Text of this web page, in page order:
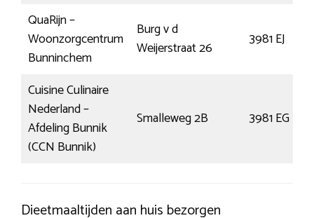
QuaRijn –
Woonzorgcentrum
Bunninchem
Burg v d
Weijerstraat 26
3981 EJ
Cuisine Culinaire
Nederland –
Afdeling Bunnik
(CCN Bunnik)
Smalleweg 2B 3981 EG
Dieetmaaltijden aan huis bezorgen